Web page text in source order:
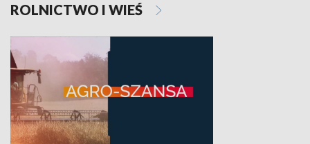
ROLNICTWO I WIEŚ